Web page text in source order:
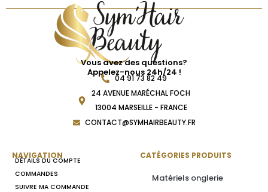
Vous avez des questions?
Appelez-nous 24h/24 !
04 91 73 82 49
24 AVENUE MARÉCHAL FOCH
13004 MARSEILLE - FRANCE
CONTACT@SYMHAIRBEAUTY.FR
NAVIGATION
DÉTAILS DU COMPTE
COMMANDES
SUIVRE MA COMMANDE
CATÉGORIES PRODUITS
Matériels onglerie